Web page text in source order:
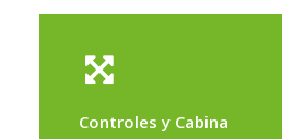
Controles y Cabina